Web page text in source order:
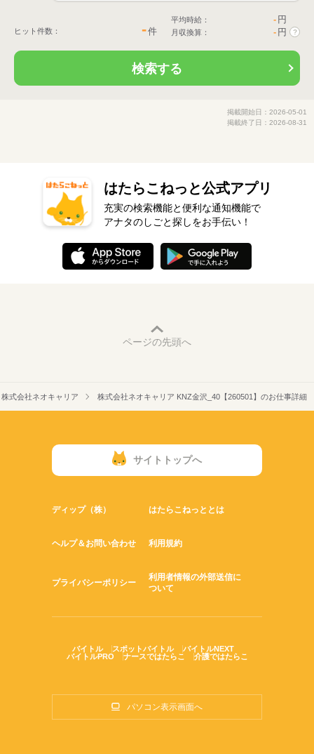
ヒット件数： -件
平均時給： - 円
月収換算： - 円 ?
検索する
掲載開始日：2026-05-01
掲載終了日：2026-08-31
はたらこねっと公式アプリ
充実の検索機能と便利な通知機能で
アナタのしごと探しをお手伝い！
ページの先頭へ
株式会社ネオキャリア 株式会社ネオキャリア KNZ金沢_40【260501】のお仕事詳細
サイトトップへ
ディップ（株） はたらこねっととは
ヘルプ＆お問い合わせ 利用規約
プライバシーポリシー
利用者情報の外部送信に
ついて
バイトル スポットバイトル
バイトルNEXT
バイトルPRO
ナースではたらこ 介護ではたらこ
パソコン表示画面へ